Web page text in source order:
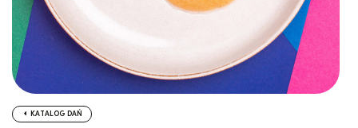
KATALOG DAŃ